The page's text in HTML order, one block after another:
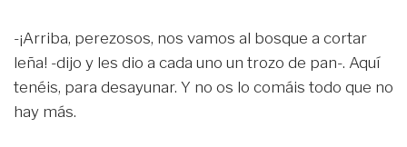
-¡Arriba, perezosos, nos vamos al bosque a cortar
leña! -dijo y les dio a cada uno un trozo de pan-. Aquí
tenéis, para desayunar. Y no os lo comáis todo que no
hay más.